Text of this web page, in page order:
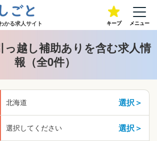
かる求人サイト キープ メニュー
っ越し補助ありを含む求人情
報（全0件）
北海道 選択＞
選択してください 選択＞